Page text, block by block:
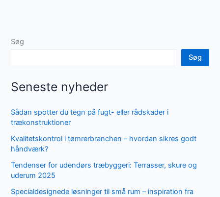
Søg
Søg
Seneste nyheder
Sådan spotter du tegn på fugt- eller rådskader i
trækonstruktioner
Kvalitetskontrol i tømrerbranchen – hvordan sikres godt
håndværk?
Tendenser for udendørs træbyggeri: Terrasser, skure og
uderum 2025
Specialdesignede løsninger til små rum – inspiration fra